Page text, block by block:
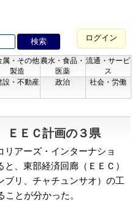
ログイン
属・その他
製造
農水・食品・
医薬
流通・サービ
ス
設・不動産 政治 社会・労働
ＥＥＣ計画の３県
アーズ・インターナショ
、東部経済回廊（ＥＥＣ）
ブリ、チャチュンサオ）の工
とが分かった。